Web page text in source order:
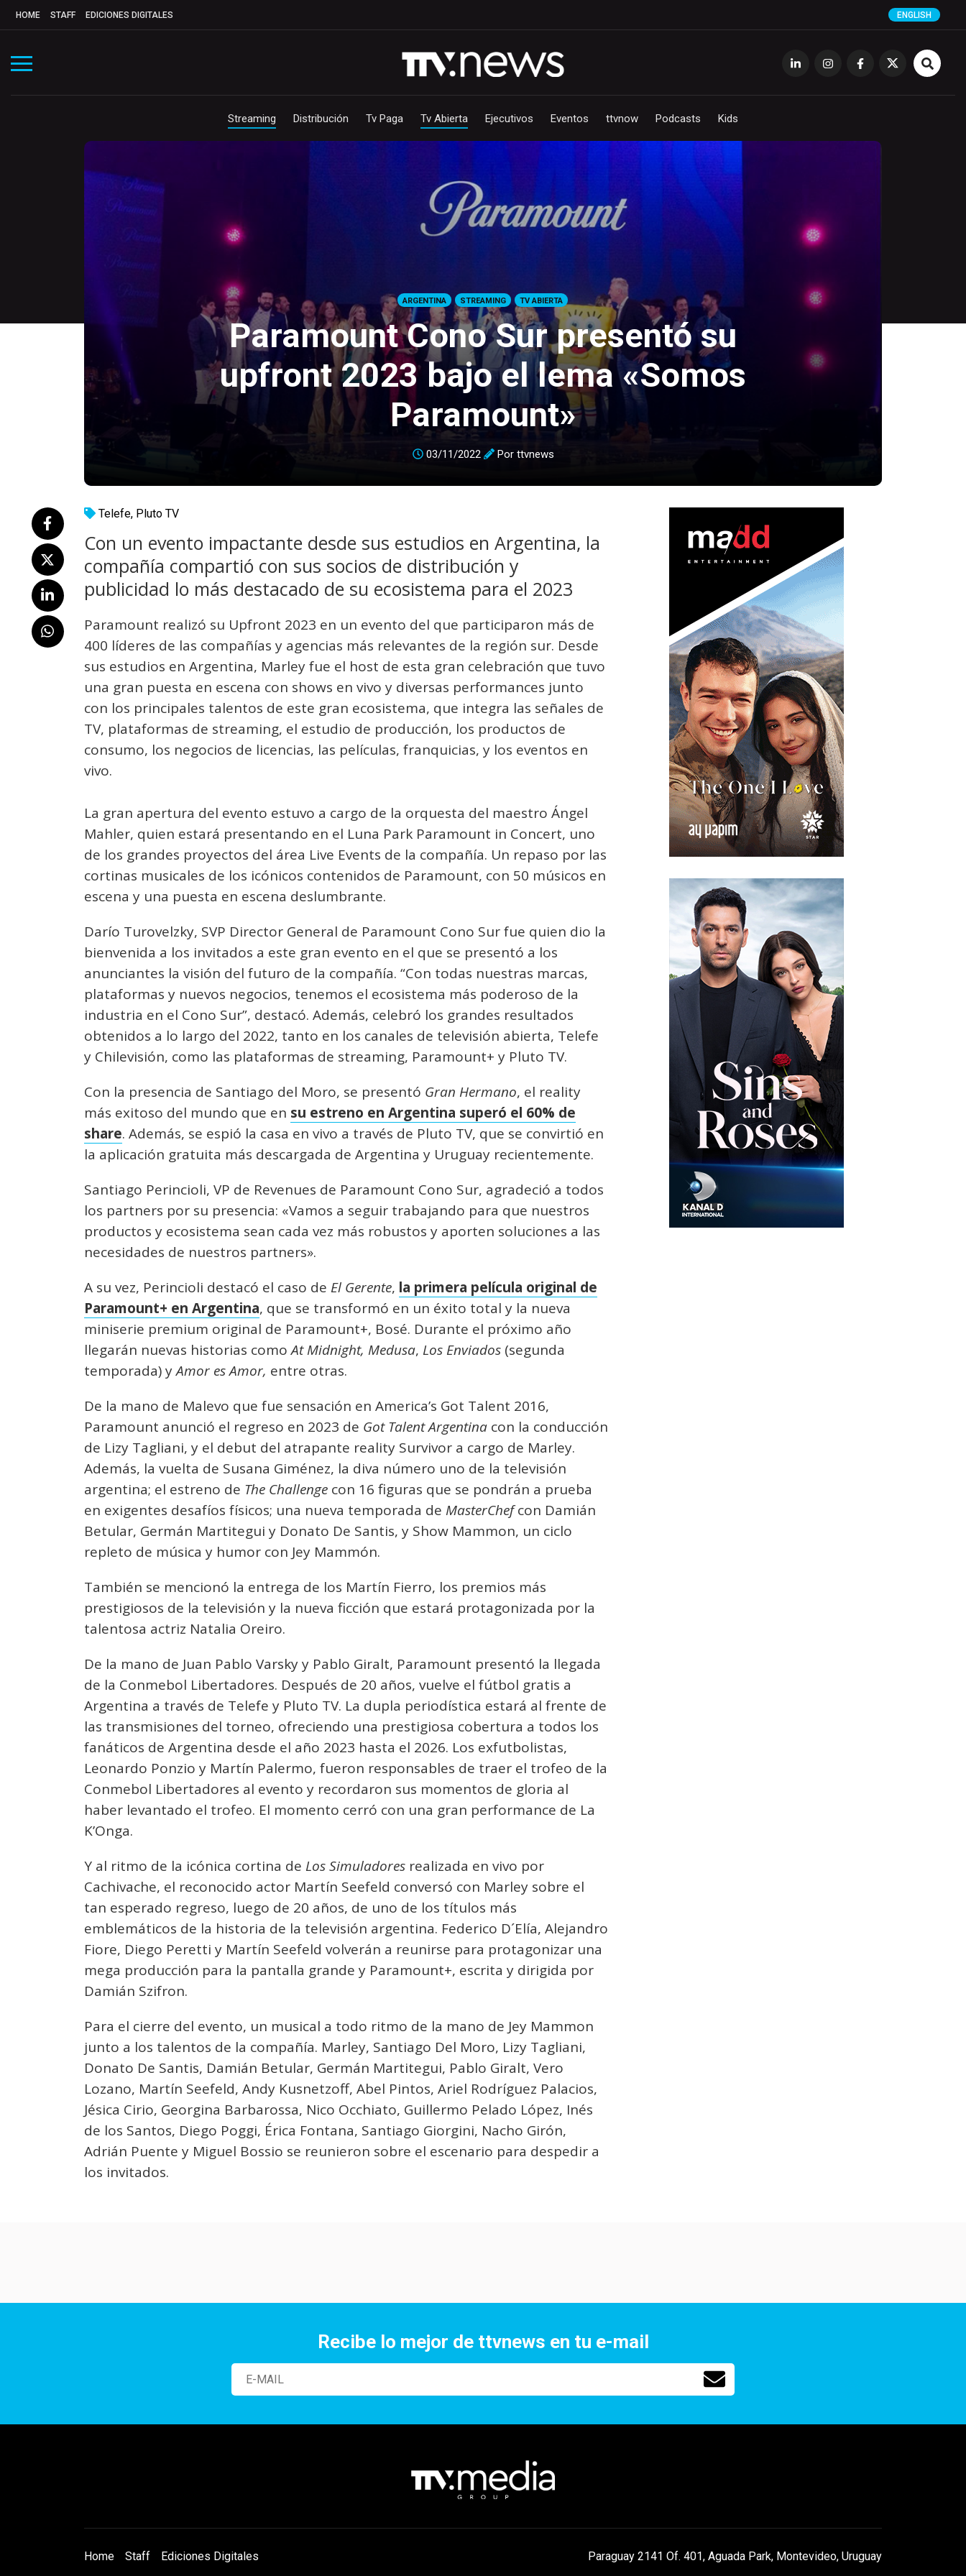
HOME STAFF EDICIONES DIGITALES ENGLISH
Streaming Distribución Tv Paga Tv Abierta Ejecutivos Eventos ttvnow Podcasts Kids
ARGENTINA STREAMING TV ABIERTA
Paramount Cono Sur presentó su
upfront 2023 bajo el lema «Somos
Paramount»
03/11/2022 Por ttvnews
Telefe, Pluto TV
Con un evento impactante desde sus estudios en Argentina, la
compañía compartió con sus socios de distribución y
publicidad lo más destacado de su ecosistema para el 2023
Paramount realizó su Upfront 2023 en un evento del que participaron más de
400 líderes de las compañías y agencias más relevantes de la región sur. Desde
sus estudios en Argentina, Marley fue el host de esta gran celebración que tuvo
una gran puesta en escena con shows en vivo y diversas performances junto
con los principales talentos de este gran ecosistema, que integra las señales de
TV, plataformas de streaming, el estudio de producción, los productos de
consumo, los negocios de licencias, las películas, franquicias, y los eventos en
vivo.
La gran apertura del evento estuvo a cargo de la orquesta del maestro Ángel
Mahler, quien estará presentando en el Luna Park Paramount in Concert, uno
de los grandes proyectos del área Live Events de la compañía. Un repaso por las
cortinas musicales de los icónicos contenidos de Paramount, con 50 músicos en
escena y una puesta en escena deslumbrante.
Darío Turovelzky, SVP Director General de Paramount Cono Sur fue quien dio la
bienvenida a los invitados a este gran evento en el que se presentó a los
anunciantes la visión del futuro de la compañía. “Con todas nuestras marcas,
plataformas y nuevos negocios, tenemos el ecosistema más poderoso de la
industria en el Cono Sur”, destacó. Además, celebró los grandes resultados
obtenidos a lo largo del 2022, tanto en los canales de televisión abierta, Telefe
y Chilevisión, como las plataformas de streaming, Paramount+ y Pluto TV.
Con la presencia de Santiago del Moro, se presentó Gran Hermano, el reality
más exitoso del mundo que en su estreno en Argentina superó el 60% de
share. Además, se espió la casa en vivo a través de Pluto TV, que se convirtió en
la aplicación gratuita más descargada de Argentina y Uruguay recientemente.
Santiago Perincioli, VP de Revenues de Paramount Cono Sur, agradeció a todos
los partners por su presencia: «Vamos a seguir trabajando para que nuestros
productos y ecosistema sean cada vez más robustos y aporten soluciones a las
necesidades de nuestros partners».
A su vez, Perincioli destacó el caso de El Gerente, la primera película original de
Paramount+ en Argentina, que se transformó en un éxito total y la nueva
miniserie premium original de Paramount+, Bosé. Durante el próximo año
llegarán nuevas historias comoAt Midnight, Medusa, Los Enviados (segunda
temporada) yAmor es Amor, entre otras.
De la mano de Malevo que fue sensación en America’s Got Talent 2016,
Paramount anunció el regreso en 2023 de Got Talent Argentina con la conducción
de Lizy Tagliani, y el debut del atrapante reality Survivor a cargo de Marley.
Además, la vuelta de Susana Giménez, la diva número uno de la televisión
argentina; el estreno de The Challenge con 16 figuras que se pondrán a prueba
en exigentes desafíos físicos; una nueva temporada de MasterChefcon Damián
Betular, Germán Martitegui y Donato De Santis, y Show Mammon, un ciclo
repleto de música y humor con Jey Mammón.
También se mencionó la entrega de los Martín Fierro, los premios más
prestigiosos de la televisión y la nueva ficción que estará protagonizada por la
talentosa actriz Natalia Oreiro.
De la mano de Juan Pablo Varsky y Pablo Giralt, Paramount presentó la llegada
de la Conmebol Libertadores. Después de 20 años, vuelve el fútbol gratis a
Argentina a través de Telefe y Pluto TV. La dupla periodística estará al frente de
las transmisiones del torneo, ofreciendo una prestigiosa cobertura a todos los
fanáticos de Argentina desde el año 2023 hasta el 2026. Los exfutbolistas,
Leonardo Ponzio y Martín Palermo, fueron responsables de traer el trofeo de la
Conmebol Libertadores al evento y recordaron sus momentos de gloria al
haber levantado el trofeo. El momento cerró con una gran performance de La
K’Onga.
Y al ritmo de la icónica cortina de Los Simuladores realizada en vivo por
Cachivache, el reconocido actor Martín Seefeld conversó con Marley sobre el
tan esperado regreso, luego de 20 años, de uno de los títulos más
emblemáticos de la historia de la televisión argentina. Federico D´Elía, Alejandro
Fiore, Diego Peretti y Martín Seefeld volverán a reunirse para protagonizar una
mega producción para la pantalla grande y Paramount+, escrita y dirigida por
Damián Szifron.
Para el cierre del evento, un musical a todo ritmo de la mano de Jey Mammon
junto a los talentos de la compañía. Marley, Santiago Del Moro, Lizy Tagliani,
Donato De Santis, Damián Betular, Germán Martitegui, Pablo Giralt, Vero
Lozano, Martín Seefeld, Andy Kusnetzoff, Abel Pintos, Ariel Rodríguez Palacios,
Jésica Cirio, Georgina Barbarossa, Nico Occhiato, Guillermo Pelado López, Inés
de los Santos, Diego Poggi, Érica Fontana, Santiago Giorgini, Nacho Girón,
Adrián Puente y Miguel Bossio se reunieron sobre el escenario para despedir a
los invitados.
Recibe lo mejor de ttvnews en tu e-mail
Home Staff Ediciones Digitales Paraguay 2141 Of. 401, Aguada Park, Montevideo, Uruguay